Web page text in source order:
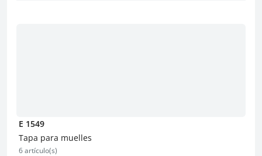
E 1549
Tapa para muelles
6 artículo(s)